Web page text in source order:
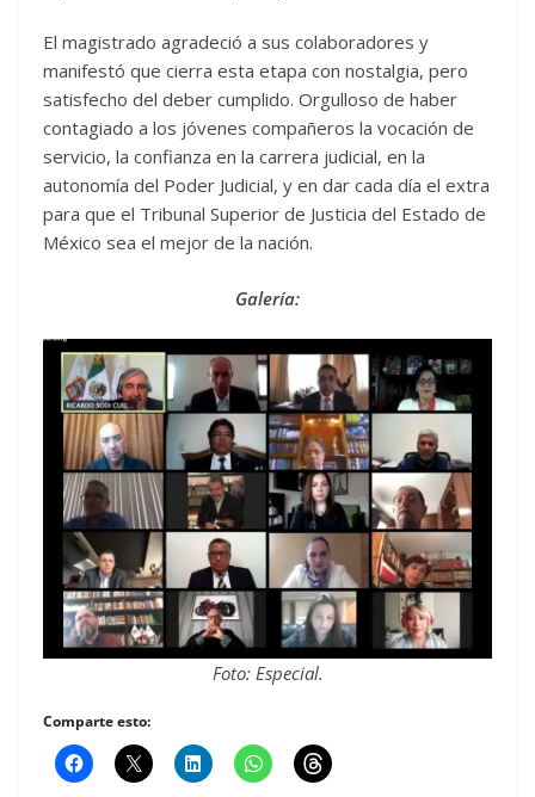
El magistrado agradeció a sus colaboradores y
manifestó que cierra esta etapa con nostalgia, pero
satisfecho del deber cumplido. Orgulloso de haber
contagiado a los jóvenes compañeros la vocación de
servicio, la confianza en la carrera judicial, en la
autonomía del Poder Judicial, y en dar cada día el extra
para que el Tribunal Superior de Justicia del Estado de
México sea el mejor de la nación.
Galería:
Foto: Especial.
Comparte esto: